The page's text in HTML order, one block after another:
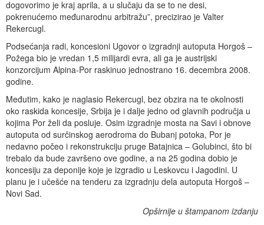
dogovorimo je kraj aprila, a u slučaju da se to ne desi,
pokrenućemo međunarodnu arbitražu”, precizirao je Valter
Rekercugl.
Podsećanja radi, koncesioni Ugovor o izgradnji autoputa Horgoš –
Požega bio je vredan 1,5 milijardi evra, ali ga je austrijski
konzorcijum Alpina-Por raskinuo jednostrano 16. decembra 2008.
godine.
Međutim, kako je naglasio Rekercugl, bez obzira na te okolnosti
oko raskida koncesije, Srbija je i dalje jedno od glavnih područja u
kojima Por želi da posluje. Osim izgradnje mosta na Savi i obnove
autoputa od surčinskog aerodroma do Bubanj potoka, Por je
nedavno počeo i rekonstrukciju pruge Batajnica – Golubinci, što bi
trebalo da bude završeno ove godine, a na 25 godina dobio je
koncesiju za deponije koje je izgradio u Leskovcu i Jagodini. U
planu je i učešće na tenderu za izgradnju dela autoputa Horgoš –
Novi Sad.
Opširnije u štampanom izdanju